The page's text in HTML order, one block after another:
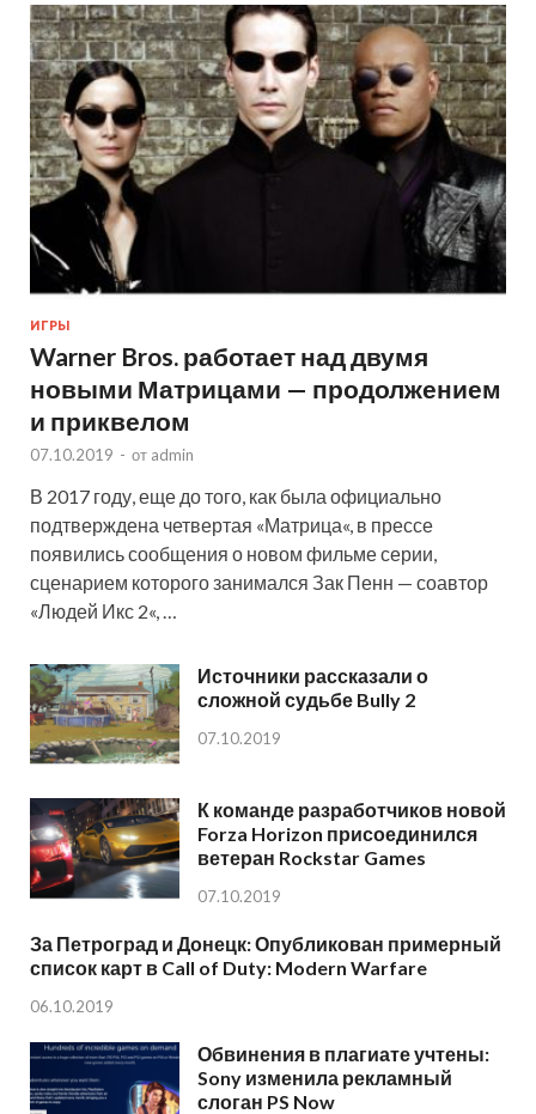
ИГРЫ
Warner Bros. работает над двумя
новыми Матрицами — продолжением
и приквелом
07.10.2019 - от admin
В 2017 году, еще до того, как была официально
подтверждена четвертая «Матрица«, в прессе
появились сообщения о новом фильме серии,
сценарием которого занимался Зак Пенн — соавтор
«Людей Икс 2«, …
Источники рассказали о
сложной судьбе Bully 2
07.10.2019
К команде разработчиков новой
Forza Horizon присоединился
ветеран Rockstar Games
07.10.2019
За Петроград и Донецк: Опубликован примерный
список карт в Call of Duty: Modern Warfare
06.10.2019
Обвинения в плагиате учтены:
Sony изменила рекламный
слоган PS Now